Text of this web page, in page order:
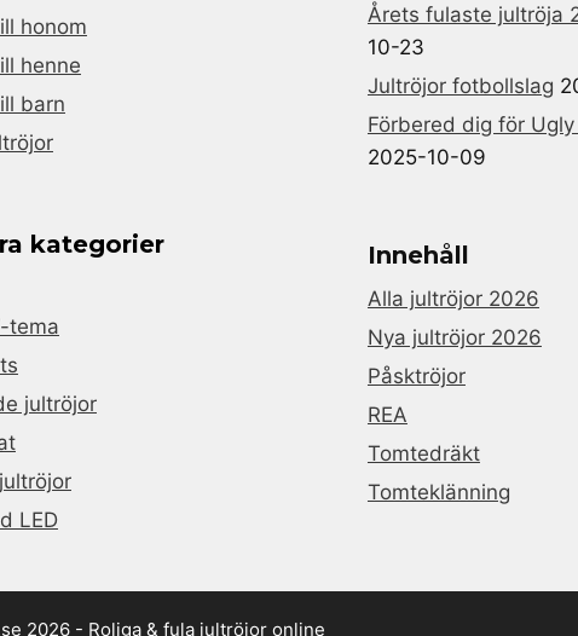
honom
henne
barn
kategorier
tema
jultröjor
LED
Årets fulaste jultröja
10-23
Jultröjor fotbollslag
Förbered dig för
2025-10-09
Innehåll
Alla jultröjor 2026
Nya jultröjor 2026
Påsktröjor
REA
Tomtedräkt
Tomteklänning
2026 - Roliga & fula jultröjor online